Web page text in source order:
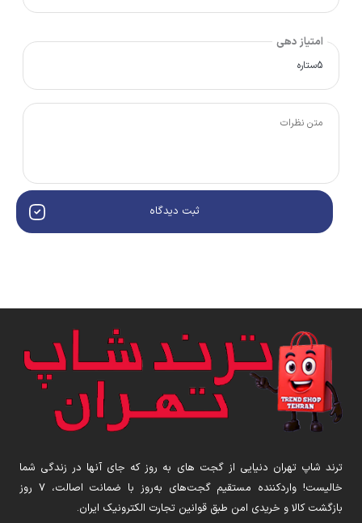
امتیاز دهی
ثبت دیدگاه
ترند شاپ تهران دنیایی از گجت های به روز که جای آنها در زندگی شما
خالیست! واردکننده مستقیم گجت‌های به‌روز با ضمانت اصالت، ۷ روز
بازگشت کالا و خریدی امن طبق قوانین تجارت الکترونیک ایران.